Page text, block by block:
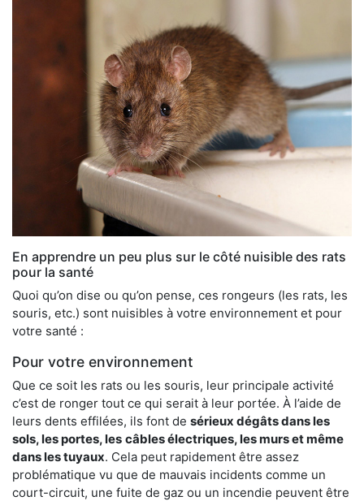
En apprendre un peu plus sur le côté nuisible des rats
pour la santé
Quoi qu’on dise ou qu’on pense, ces rongeurs (les rats, les
souris, etc.) sont nuisibles à votre environnement et pour
votre santé :
Pour votre environnement
Que ce soit les rats ou les souris, leur principale activité
c’est de ronger tout ce qui serait à leur portée. À l’aide de
leurs dents effilées, ils font de sérieux dégâts dans les
sols, les portes, les câbles électriques, les murs et même
dans les tuyaux. Cela peut rapidement être assez
problématique vu que de mauvais incidents comme un
court-circuit, une fuite de gaz ou un incendie peuvent être